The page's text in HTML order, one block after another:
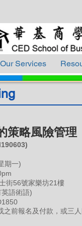
Our Services
策略風險管理
190603)
期一)
街56號家樂坊21樓
語術語)
之前報名及付款，或三